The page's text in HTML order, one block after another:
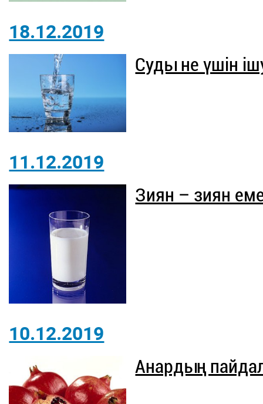
18.12.2019
Суды не үшін
11.12.2019
Зиян – зиян
10.12.2019
Анардың